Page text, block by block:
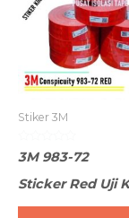
Stiker 3M
Dinilai
0
5
3M 983-72
Sticker Red Uji